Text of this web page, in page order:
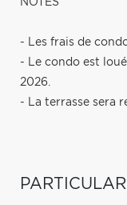
NOTES
- Les frais de
- Le condo est
2026.
- La terrasse sera